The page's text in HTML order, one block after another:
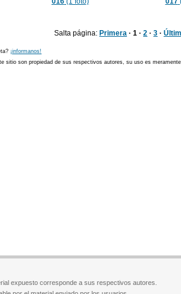
Salta página: Primera · 1 ·2 ·3 ·
¡informanos!
sitio son propiedad de sus respectivos autores, su uso es
expuesto corresponde a sus respectivos autores.